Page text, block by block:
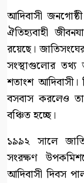
আদিবাসী
ঐতিহ্যবাহী
রয়েছে।
সংস্থাগুলোর তথ্য
শতাংশ আদিবাসী।
বসবাস করলেও
বঞ্চিত হচ্ছে।
১৯৯২ সালে
সংরক্ষণ
আদিবাসী দিবস